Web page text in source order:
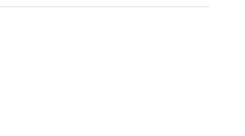
Compatible avec des plaques